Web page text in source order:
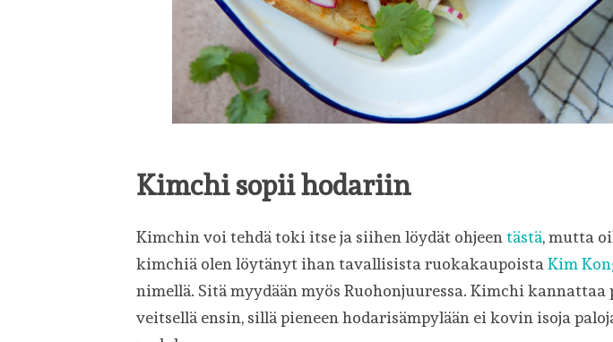
Kimchi sopii hodariin
Kimchin voi tehdä toki itse ja siihen löydät ohjeentästä, mutta
kimchiä olen löytänyt ihan tavallisista ruokakaupoistaKim
nimellä. Sitä myydään myös Ruohonjuuressa. Kimchi kannattaa
veitsellä ensin, sillä pieneen hodarisämpylään ei kovin isoja